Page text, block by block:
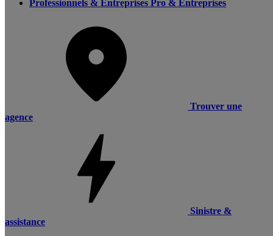
Professionnels & Entreprises Pro & Entreprises
Trouver une
agence
Sinistre &
assistance